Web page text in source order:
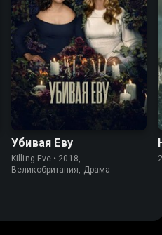
7.7 8.1
Убивая Еву
Killing Eve • 2018,
Великобритания, Драма